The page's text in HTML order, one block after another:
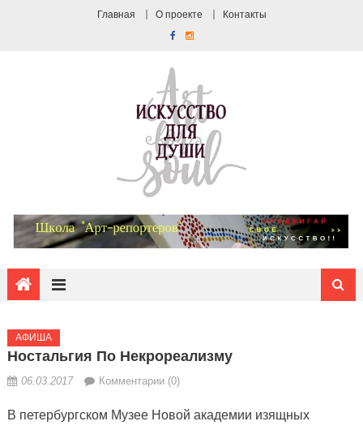
Главная О проекте Контакты
АФИША
Ностальгия По Некрореализму
06.03.2017 Комментарии (0)
В петербургском Музее Новой академии изящных